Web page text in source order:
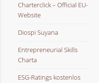
Charterclick – Official EU-
Website
Diospi Suyana
Entrepreneurial Skills
Charta
ESG-Ratings kostenlos